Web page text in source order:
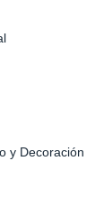
y Decoración